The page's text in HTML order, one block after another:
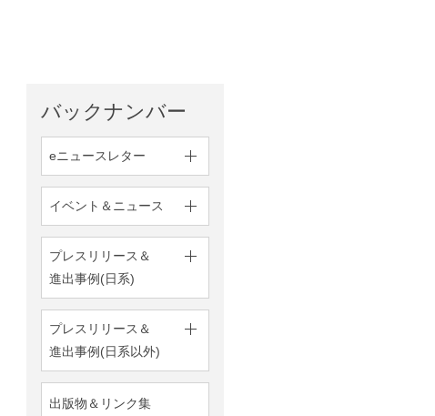
バックナンバー
eニュースレター
イベント＆ニュース
プレスリリース＆
進出事例(日系)
プレスリリース＆
進出事例(日系以外)
出版物＆リンク集